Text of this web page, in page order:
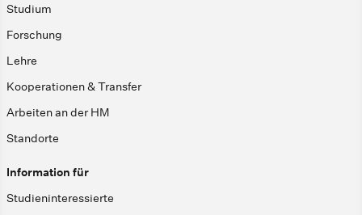
Studium
Forschung
Lehre
Kooperationen & Transfer
Arbeiten an der HM
Standorte
Information für
Studieninteressierte